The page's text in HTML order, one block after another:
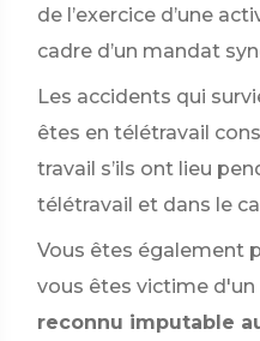
de l’exercice d’une
cadre d’un mandat
Les accidents qui
êtes en télétravail
travail s’ils ont lieu
télétravail et dans le
Vous êtes également
vous êtes victime d'un
reconnu imputable